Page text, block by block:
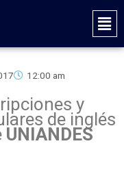
Main
12:00 am
y
de inglés
UNIANDES